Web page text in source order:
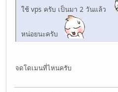
ใช้ vps ครับ เป็นมา 2 วันแล้ว
หน่อยนะครับ
จดโดเมนที่ไหนครับ